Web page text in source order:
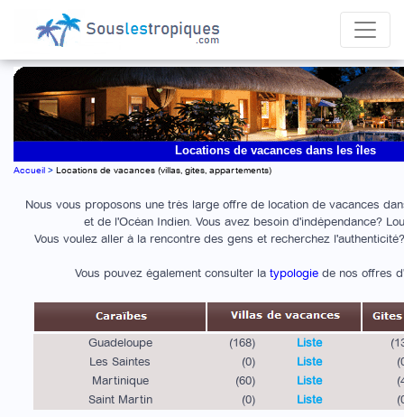
Locations de vacances dans les îles
Accueil > Locations de vacances (villas, gites, appartements)
Nous vous proposons une très large offre de location de vacances
et de l'Océan Indien. Vous avez besoin d'indépendance?
Vous voulez aller à la rencontre des gens et recherchez
Vous pouvez également consulter la typologie de nos offres
Guadeloupe (168) Liste
Les Saintes
(0) Liste
Martinique
(60) Liste
Saint Martin
(0) Liste